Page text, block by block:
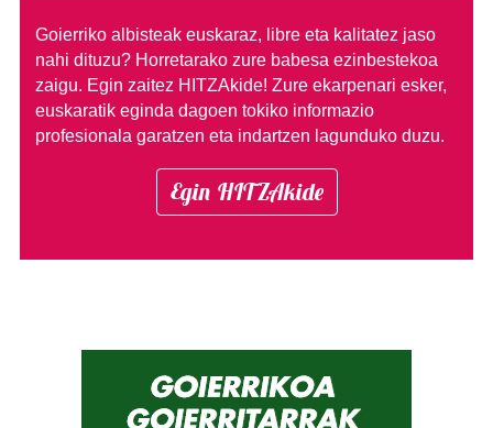
Goierriko albisteak euskaraz, libre eta kalitatez jaso
nahi dituzu? Horretarako zure babesa ezinbestekoa
zaigu. Egin zaitez HITZAkide! Zure ekarpenari esker,
euskaratik eginda dagoen tokiko informazio
profesionala garatzen eta indartzen lagunduko duzu.
Egin HITZAkide